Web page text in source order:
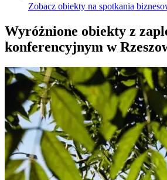
Zobacz obiekty na spotkania
Wyróżnione obiekty z
konferencyjnym w